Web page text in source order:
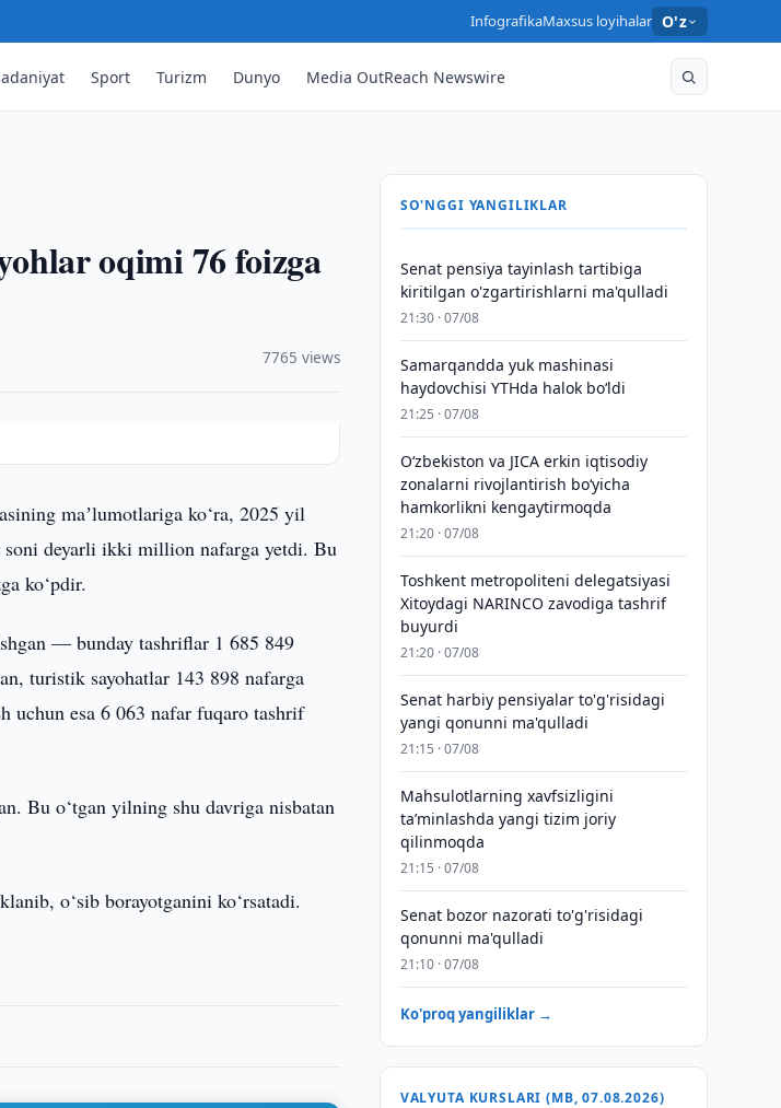
InfografikaMaxsus loyihalar O'z
Sport Turizm Dunyo Media OutReach Newswire
oqimi 76 foizga
7765 views
maʼlumotlariga ko‘ra, 2025 yil
soni deyarli ikki million nafarga yetdi. Bu
ko‘pdir.
— bunday tashriflar 1 685 849
turistik sayohatlar 143 898 nafarga
uchun esa 6 063 nafar fuqaro tashrif
Bu o‘tgan yilning shu davriga nisbatan
o‘sib borayotganini ko‘rsatadi.
SO'NGGI YANGILIKLAR
Senat pensiya tayinlash tartibiga
kiritilgan o'zgartirishlarni ma'qulladi
21:30 · 07/08
Samarqandda yuk mashinasi
haydovchisi YTHda halok bo‘ldi
21:25 · 07/08
Oʻzbekiston va JICA erkin iqtisodiy
zonalarni rivojlantirish boʻyicha
hamkorlikni kengaytirmoqda
21:20 · 07/08
Toshkent metropoliteni delegatsiyasi
Xitoydagi NARINCO zavodiga tashrif
buyurdi
21:20 · 07/08
Senat harbiy pensiyalar to'g'risidagi
yangi qonunni ma'qulladi
21:15 · 07/08
Mahsulotlarning xavfsizligini
taʼminlashda yangi tizim joriy
qilinmoqda
21:15 · 07/08
Senat bozor nazorati to'g'risidagi
qonunni ma'qulladi
21:10 · 07/08
Ko'proq yangiliklar →
VALYUTA KURSLARI (MB, 07.08.2026)